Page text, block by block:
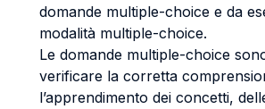
domande multiple-choice e da
modalità multiple-choice.
Le domande multiple-choice
verificare la corretta
l’apprendimento dei concetti,